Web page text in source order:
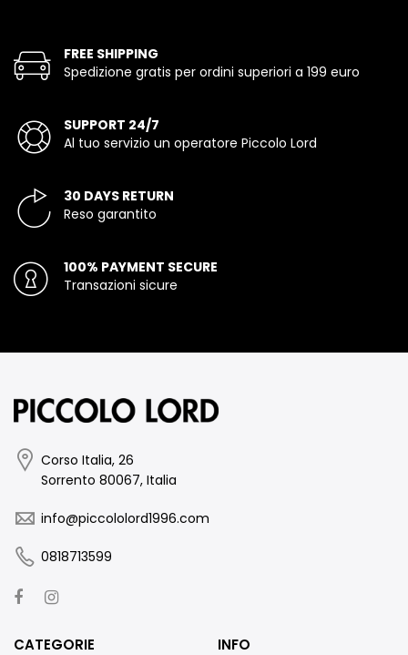
FREE SHIPPING
Spedizione gratis per ordini superiori a 199 euro
SUPPORT 24/7
Al tuo servizio un operatore Piccolo Lord
30 DAYS RETURN
Reso garantito
100% PAYMENT SECURE
Transazioni sicure
Corso Italia, 26
Sorrento 80067, Italia
info@piccololord1996.com
0818713599
CATEGORIE INFO